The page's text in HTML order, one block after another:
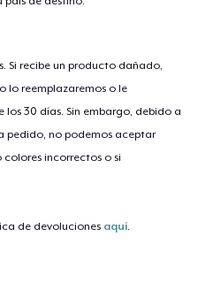
Si recibe un producto dañado,
lo reemplazaremos o le
los 30 días. Sin embargo, debido a
pedido, no podemos aceptar
incorrectos o si
de devoluciones aquí.